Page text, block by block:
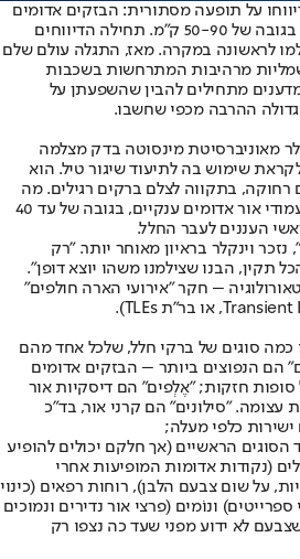
על תופעה מסתורית: הבזקים אדומים
עצומים המופיעים מעל עננים בגובה של 50-90 ק”מ. תחילה הדיווחים
כהזיות, עד שב-1989 צולמו לראשונה במקרה. מאז, התגלה עולם שלם
מרהיבות המתרחשות בשכבות
מתחילים להבין שהשפעתן על
ההרבה מכפי שחשבו.
ג'ון וינקלר מאוניברסיטת מינסוטה בדק מצלמה
שימוש בה לתיעוד שיגור טיל. הוא
רחוקה, בתקווה לצלם ברקים רגילים. מה
שהתגלה בסרט היה מדהים: עמודי אור אדומים ענקיים, בגובה של עד 40
העננים לעבר החלל.
וינקלר בראיון מאוחר יותר. "רק
תקין, הבנו שצילמנו משהו יוצא דופן".
– חקר "אירועי הארה חולפים"
כמה סוגים של ברקי חלל, שלכל אחד מהם
הם הנפוצים ביותר – הבזקים אדומים
חזקות; "אֶלְפים" הם דיסקיות אור
"סילונים" הם קרני אור, בד"כ
ישירות כלפי מעלה;
הראשיים (אך חלקם יכולים להופיע
(נקודות אדומות המופיעות אחרי
על שום צבעם הלבן), רוחות רפאים (כינוי
ונוֹמים (פרצי אור נדירים ונמוכים
לא ידוע מפני שעד כה נצפו רק